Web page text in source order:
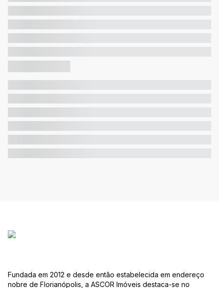
Fundada em 2012 e desde então estabelecida em endereço
nobre de Florianópolis, a ASCOR Imóveis destaca-se no